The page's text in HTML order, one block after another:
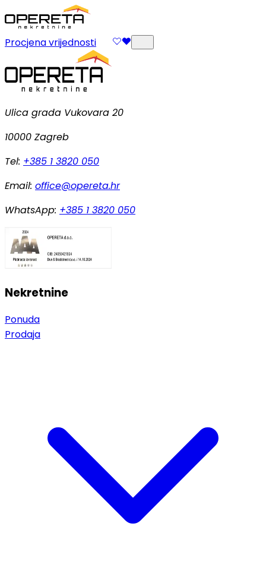
Procjena vrijednosti
Ulica grada Vukovara 20
10000 Zagreb
Tel: +385 1 3820 050
Email: office@opereta.hr
WhatsApp: +385 1 3820 050
Nekretnine
Ponuda
Prodaja